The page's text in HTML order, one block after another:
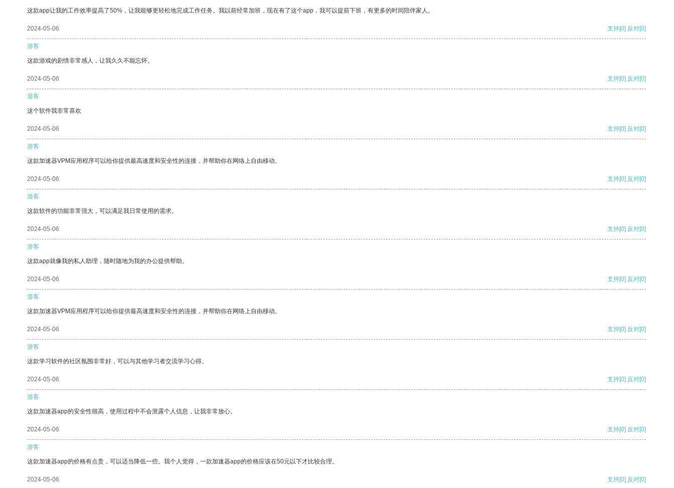
这款app让我的工作效率提高了50%，让我能够更轻松地完成工作任务。我以前经常加班，现在有了这个app，我可以提前下班，有更多的时间陪伴家人。
2024-05-06 支持[0] 反对[0]
游客
这款游戏的剧情非常感人，让我久久不能忘怀。
2024-05-06 支持[0] 反对[0]
游客
这个软件我非常喜欢
2024-05-06 支持[0] 反对[0]
游客
这款加速器VPM应用程序可以给你提供最高速度和安全性的连接，并帮助你在网络上自由移动。
2024-05-06 支持[0] 反对[0]
游客
这款软件的功能非常强大，可以满足我日常使用的需求。
2024-05-06 支持[0] 反对[0]
游客
这款app就像我的私人助理，随时随地为我的办公提供帮助。
2024-05-06 支持[0] 反对[0]
游客
这款加速器VPM应用程序可以给你提供最高速度和安全性的连接，并帮助你在网络上自由移动。
2024-05-06 支持[0] 反对[0]
游客
这款学习软件的社区氛围非常好，可以与其他学习者交流学习心得。
2024-05-06 支持[0] 反对[0]
游客
这款加速器app的安全性很高，使用过程中不会泄露个人信息，让我非常放心。
2024-05-06 支持[0] 反对[0]
游客
这款加速器app的价格有点贵，可以适当降低一些。我个人觉得，一款加速器app的价格应该在50元以下才比较合理。
2024-05-06 支持[0] 反对[0]